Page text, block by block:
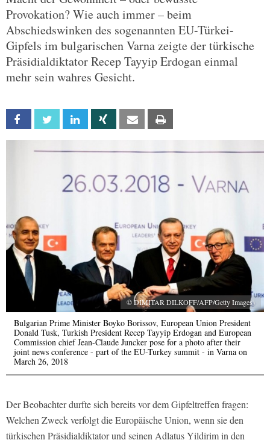
Provokation? Wie auch immer – beim
Abschiedswinken des sogenannten EU-Türkei-
Gipfels im bulgarischen Varna zeigte der türkische
Präsidialdiktator Recep Tayyip Erdogan einmal
mehr sein wahres Gesicht.
Facebook Twitter Linkedin Xing Email
© DIMITAR DILKOFF/AFP/Getty Images)
Bulgarian Prime Minister Boyko Borissov, European Union President
Donald Tusk, Turkish President Recep Tayyip Erdogan and European
Commission chief Jean-Claude Juncker pose for a photo after their
joint news conference - part of the EU-Turkey summit - in Varna on
March 26, 2018
Der Beobachter durfte sich bereits vor dem Gipfeltreffen fragen:
Welchen Zweck verfolgt die Europäische Union, wenn sie den
türkischen Präsidialdiktator und seinen Adlatus Yildirim in den